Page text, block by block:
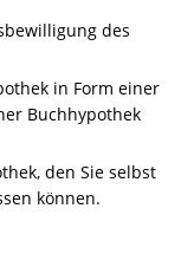
des
in Form einer
Buchhypothek
den Sie selbst
können.